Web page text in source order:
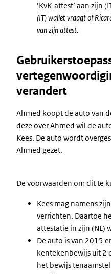
’KvK-attest’ aan zijn
(IT) wallet vraagt of
van zijn attest.
verandert
Ahmed koopt de auto van
deze over Ahmed wil de
Kees. De auto wordt
Ahmed gezet.
De voorwaarden om dit te
Kees mag namens
verrichten. Daartoe
attestatie in zijn (NL)
De auto is van 2015
kentekenbewijs uit 2
het bewijs